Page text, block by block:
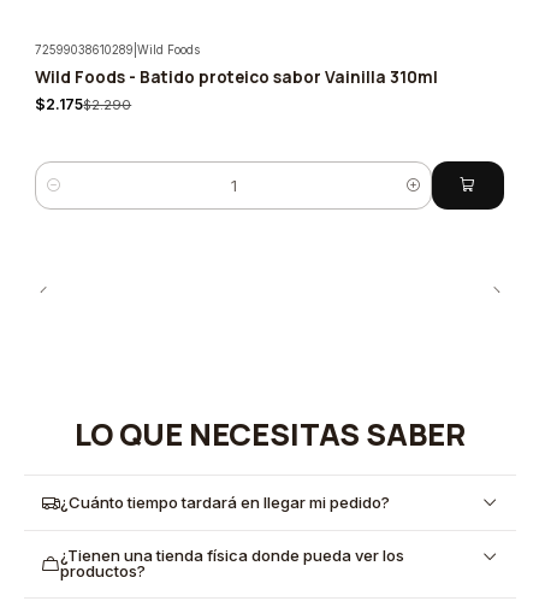
-5%
72599038610289 |Wild Foods
Wild Foods - Batido proteico sabor Vainilla 310ml
$2.175$2.290
Cantidad
LO QUE NECESITAS SABER
¿Cuánto tiempo tardará en llegar mi pedido?
¿Tienen una tienda física donde pueda ver los
productos?